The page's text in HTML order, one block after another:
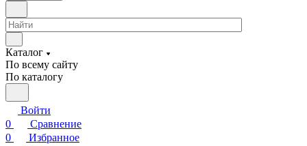
Каталог
По всему сайту
По каталогу
Войти
0
Сравнение
0
Избранное